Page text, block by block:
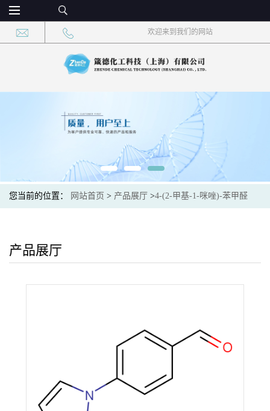
欢迎来到我们的网站
您当前的位置： 网站首页 > 产品展厅 >4-(2-甲基-1-咪唑)-苯甲醛
产品展厅